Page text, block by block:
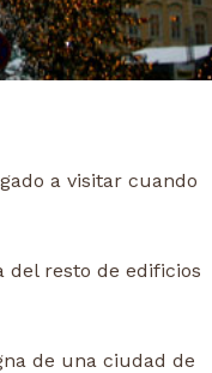
a visitar cuando
del resto de edificios
de una ciudad de